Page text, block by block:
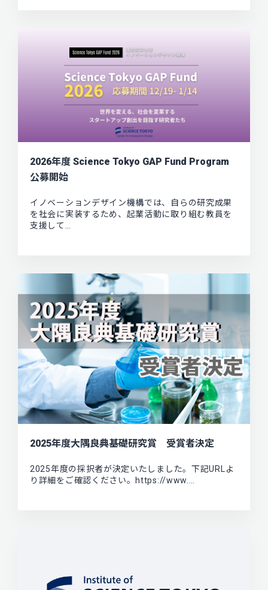
2026年度 Science Tokyo GAP Fund Program
公募開始
イノベーションデザイン機構では、自らの研究成果
を社会に実装するため、起業活動に取り組む教員を
支援して…
2025年度大隅良典基礎研究賞 受賞者決定
2025年度の採択者が決定いたしました。下記URLよ
り詳細をご確認ください。https://www.…